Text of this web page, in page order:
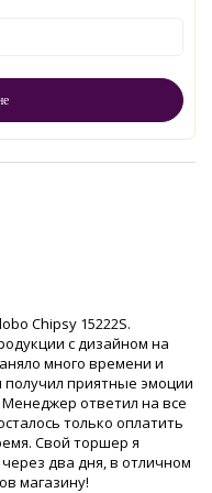
Chipsy 15222S.
с дизайном на
много времени и
приятные эмоции
ответил на все
только оплатить
Свой торшер я
два дня, в отличном
магазину!